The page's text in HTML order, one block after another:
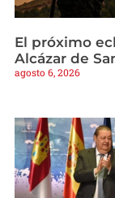
El próximo
Alcázar de
agosto 6, 2026